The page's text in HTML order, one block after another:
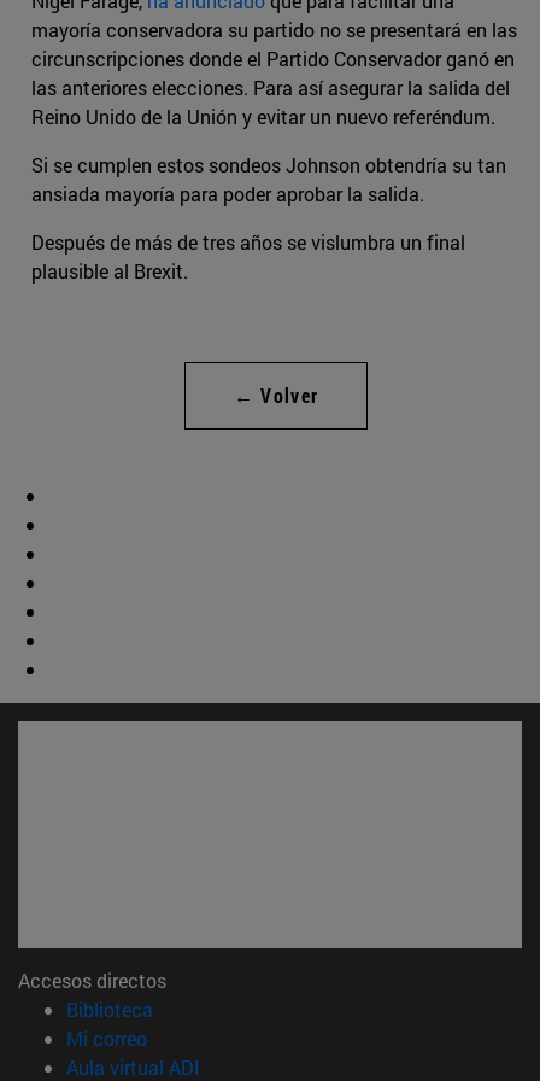
mayoría conservadora su partido no se presentará en las
circunscripciones donde el Partido Conservador ganó en
las anteriores elecciones. Para así asegurar la salida del
Reino Unido de la Unión y evitar un nuevo referéndum.
Si se cumplen estos sondeos Johnson obtendría su tan
ansiada mayoría para poder aprobar la salida.
Después de más de tres años se vislumbra un final
plausible al Brexit.
← Volver
Accesos directos
Biblioteca
Mi correo(abre en nueva ventana)
Aula virtual ADI